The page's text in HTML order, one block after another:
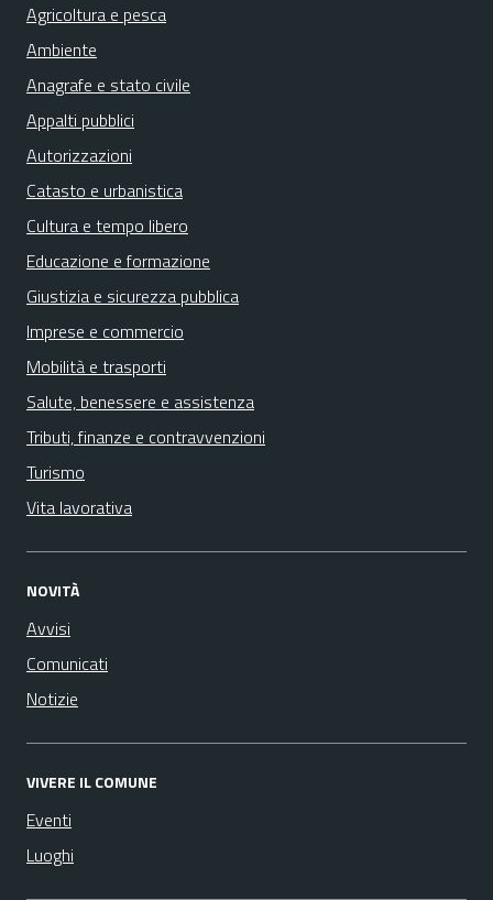
Agricoltura e pesca
Ambiente
Anagrafe e stato civile
Appalti pubblici
Autorizzazioni
Catasto e urbanistica
Cultura e tempo libero
Educazione e formazione
Giustizia e sicurezza pubblica
Imprese e commercio
Mobilità e trasporti
Salute, benessere e assistenza
Tributi, finanze e contravvenzioni
Turismo
Vita lavorativa
NOVITÀ
Avvisi
Comunicati
Notizie
VIVERE IL COMUNE
Eventi
Luoghi